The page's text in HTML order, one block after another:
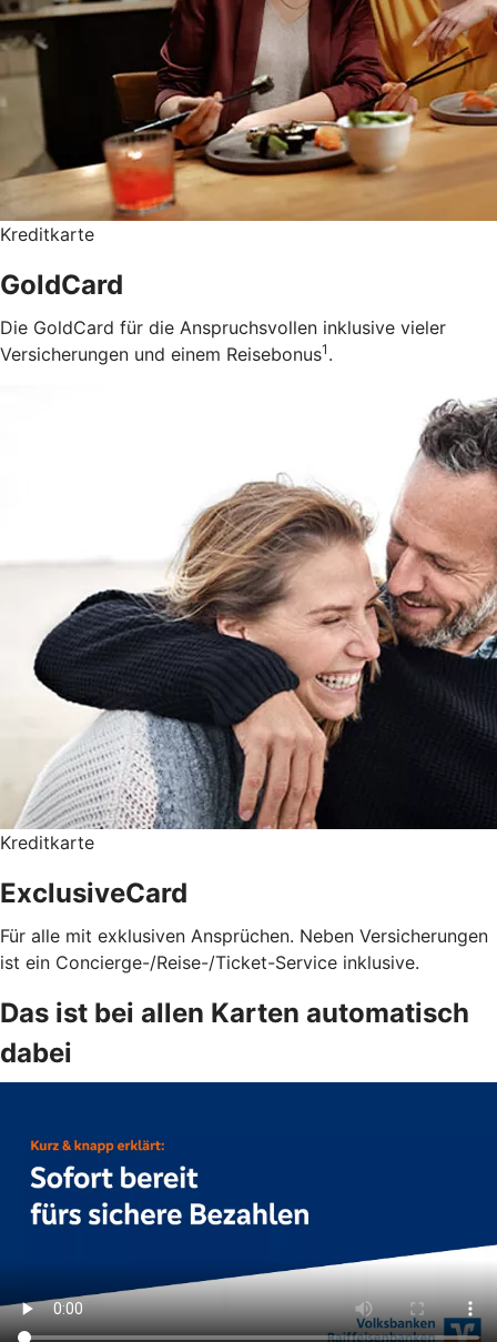
Kreditkarte
GoldCard
Die GoldCard für die Anspruchsvollen inklusive vieler
Versicherungen und einem Reisebonus1 .
Kreditkarte
ExclusiveCard
Für alle mit exklusiven Ansprüchen. Neben Versicherungen
ist ein Concierge-/Reise-/Ticket-Service inklusive.
Das ist bei allen Karten automatisch
dabei